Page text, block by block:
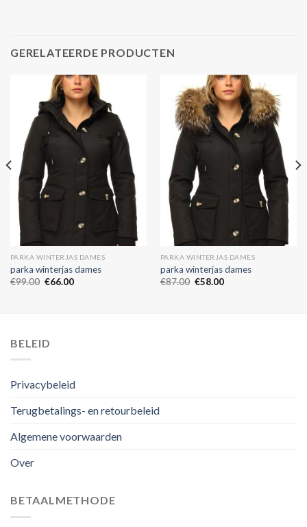
GERELATEERDE PRODUCTEN
PARKA WINTERJAS DAMES
parka winterjas dames
€99.00 €66.00
PARKA WINTERJAS DAMES
parka winterjas dames
€87.00 €58.00
BELEID
Privacybeleid
Terugbetalings- en retourbeleid
Algemene voorwaarden
Over
BETAALMETHODE